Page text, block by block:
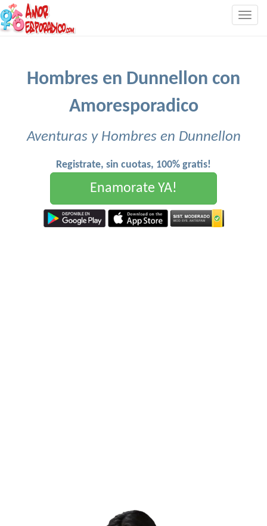
Hombres en Dunnellon con
Amoresporadico
Aventuras y Hombres en Dunnellon
Registrate, sin cuotas, 100% gratis!
Enamorate YA!